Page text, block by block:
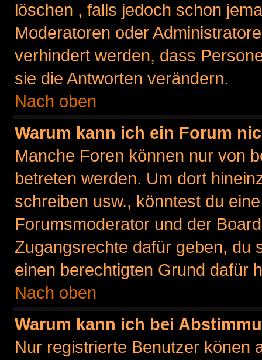
löschen , falls jedoch schon
Moderatoren oder
verhindert werden, dass
sie die Antworten verändern.
Nach oben
Warum kann ich ein Forum
Manche Foren können nur von
betreten werden. Um dort
schreiben usw., könntest du
Forumsmoderator und der
Zugangsrechte dafür geben, du
einen berechtigten Grund dafür
Nach oben
Warum kann ich bei
Nur registrierte Benutzer könen